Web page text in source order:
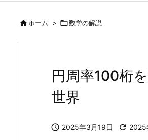
ホーム > 数学の解説
円周率100桁
世界
 2025年3月19日  2025